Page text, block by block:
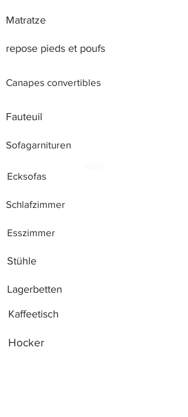
Matratze
repose pieds et poufs
Canapes convertibles
Fauteuil
Sofagarnituren
Ecksofas
Schlafzimmer
Esszimmer
Stühle
Lagerbetten
Kaffeetisch
Hocker